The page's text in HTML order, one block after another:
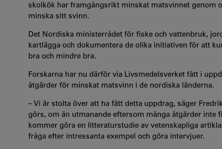
skolkök har framgångsrikt minskat matsvinnet genom
minska sitt svinn.
Det Nordiska ministerrådet för fiske och vattenbruk,
kartlägga och dokumentera de olika initiativen för att
bra och mindre bra.
Forskarna har nu därför via Livsmedelsverket fått i
åtgärder för minskat matsvinn i de nordiska länderna.
– Vi är stolta över att ha fått detta uppdrag, säger
görs, om än utmanande eftersom många åtgärder
kommer göra en litteraturstudie av vetenskapliga
fråga efter intressanta exempel och göra intervjuer.